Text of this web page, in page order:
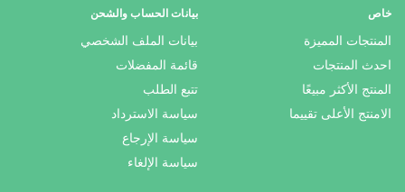
خاص
المنتجات المميزة
احدث المنتجات
المنتج الأكثر مبيعًا
الامنتج الأعلى تقييما
بيانات الحساب والشحن
بيانات الملف الشخصي
قائمة المفضلات
تتبع الطلب
سياسة الاسترداد
سياسة الإرجاع
سياسة الإلغاء